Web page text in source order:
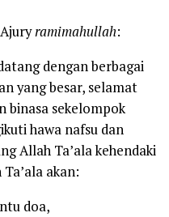
ramimahullah:
dengan berbagai
yang besar, selamat
binasa sekelompok
hawa nafsu dan
Allah Ta’ala kehendaki
akan:
doa,